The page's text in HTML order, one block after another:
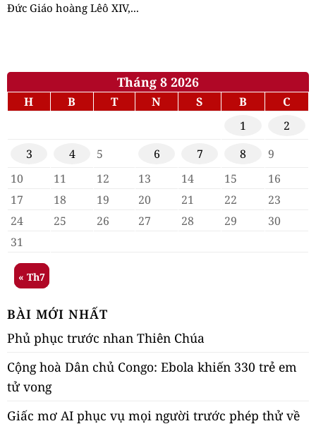
Đức Giáo hoàng Lêô XIV,...
Tháng 8 2026
H B T N S B
C
1
2
3
4 5 6 7 8
9
10
11 12 13 14 15
16
17
18 19 20 21 22
23
24
25 26 27 28 29
30
31
« Th7
BÀI MỚI NHẤT
Phủ phục trước nhan Thiên Chúa
Cộng hoà Dân chủ Congo: Ebola khiến 330 trẻ em
tử vong
Giấc mơ AI phục vụ mọi người trước phép thử về